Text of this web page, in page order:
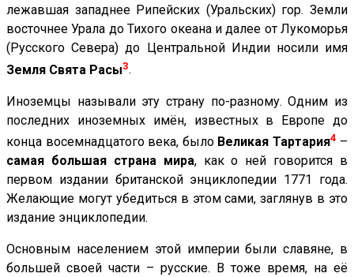
лежавшая западнее Рипейских (Уральских) гор. Земли
восточнее Урала до Тихого океана и далее от Лукоморья
(Русского Севера) до Центральной Индии носили имя
Земля Свята Расы3.
Иноземцы называли эту страну по-разному. Одним из
последних иноземных имён, известных в Европе до
конца восемнадцатого века, было Великая Тартария4 –
самая большая страна мира, как о ней говорится в
первом издании британской энциклопедии 1771 года.
Желающие могут убедиться в этом сами, заглянув в это
издание энциклопедии.
Основным населением этой империи были славяне, в
большей своей части – русские. В тоже время, на её